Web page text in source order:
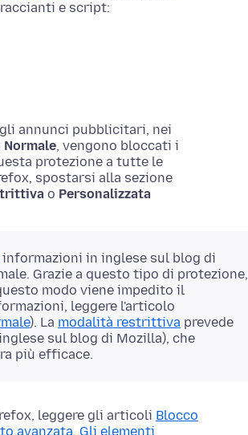
e script:
annunci pubblicitari, nei
Normale, vengono bloccati i
protezione a tutte le
spostarsi alla sezione
o Personalizzata
informazioni in inglese sul blog di
Grazie a questo tipo di protezione,
modo viene impedito il
leggere l'articolo
). La modalità restrittiva prevede
sul blog di Mozilla), che
più efficace.
leggere gli articoli Blocco
avanzata, Gli elementi